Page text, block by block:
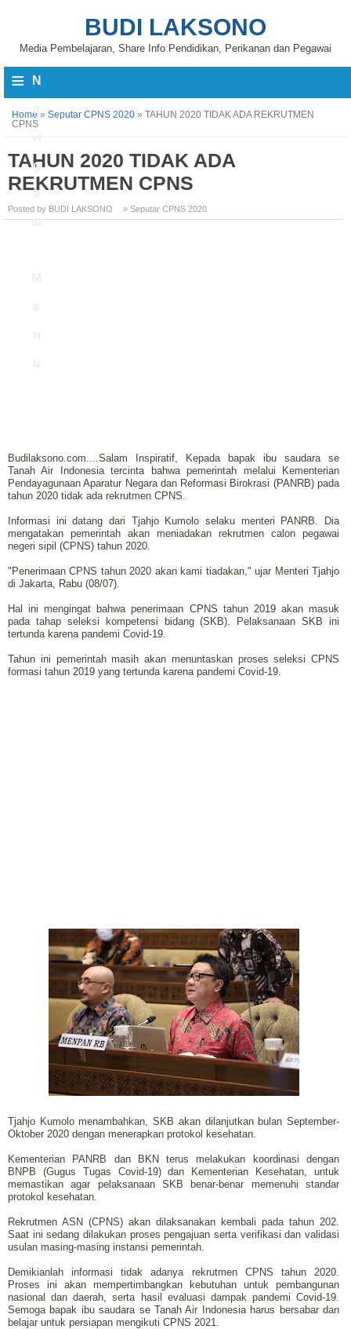
BUDI LAKSONO
Media Pembelajaran, Share Info Pendidikan, Perikanan dan Pegawai
≡ N
vi
g
a
si
Home » Seputar CPNS 2020 » TAHUN 2020 TIDAK ADA REKRUTMEN
CPNS
TAHUN 2020 TIDAK ADA
REKRUTMEN CPNS
Posted by BUDI LAKSONO » Seputar CPNS 2020
Budilaksono.com....Salam Inspiratif, Kepada bapak ibu saudara se
Tanah Air Indonesia tercinta bahwa pemerintah melalui Kementerian
Pendayagunaan Aparatur Negara dan Reformasi Birokrasi (PANRB) pada
tahun 2020 tidak ada rekrutmen CPNS.
Informasi ini datang dari Tjahjo Kumolo selaku menteri PANRB. Dia
mengatakan pemerintah akan meniadakan rekrutmen calon pegawai
negeri sipil (CPNS) tahun 2020.
"Penerimaan CPNS tahun 2020 akan kami tiadakan," ujar Menteri Tjahjo
di Jakarta, Rabu (08/07).
Hal ini mengingat bahwa penerimaan CPNS tahun 2019 akan masuk
pada tahap seleksi kompetensi bidang (SKB). Pelaksanaan SKB ini
tertunda karena pandemi Covid-19.
Tahun ini pemerintah masih akan menuntaskan proses seleksi CPNS
formasi tahun 2019 yang tertunda karena pandemi Covid-19.
Tjahjo Kumolo menambahkan, SKB akan dilanjutkan bulan September-
Oktober 2020 dengan menerapkan protokol kesehatan.
Kementerian PANRB dan BKN terus melakukan koordinasi dengan
BNPB (Gugus Tugas Covid-19) dan Kementerian Kesehatan, untuk
memastikan agar pelaksanaan SKB benar-benar memenuhi standar
protokol kesehatan.
Rekrutmen ASN (CPNS) akan dilaksanakan kembali pada tahun 202.
Saat ini sedang dilakukan proses pengajuan serta verifikasi dan validasi
usulan masing-masing instansi pemerintah.
Demikianlah informasi tidak adanya rekrutmen CPNS tahun 2020.
Proses ini akan mempertimbangkan kebutuhan untuk pembangunan
nasional dan daerah, serta hasil evaluasi dampak pandemi Covid-19.
Semoga bapak ibu saudara se Tanah Air Indonesia harus bersabar dan
belajar untuk persiapan mengikuti CPNS 2021.